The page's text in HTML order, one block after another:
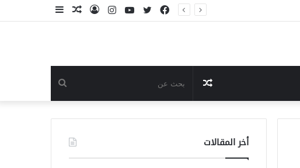
مقال تسجيل
انستقرام يوتيوب تويتر
فيسبوك
عن
مقال
عشوائي
أخر المقالات